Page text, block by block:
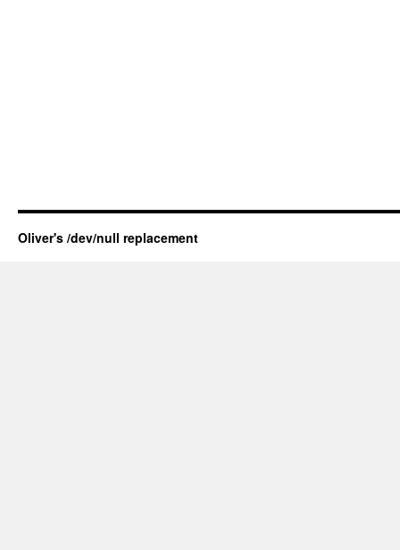
Oliver's /dev/null replacement